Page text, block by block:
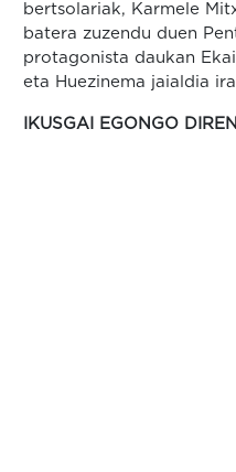
bertsolariak, Karmele
batera zuzendu duen
protagonista daukan
eta Huezinema jaialdia
IKUSGAI EGONGO